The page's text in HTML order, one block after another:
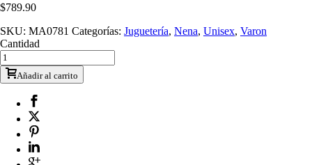
$789.90
SKU: MA0781 Categorías: Juguetería, Nena, Unisex, Varon
Cantidad
Añadir al carrito